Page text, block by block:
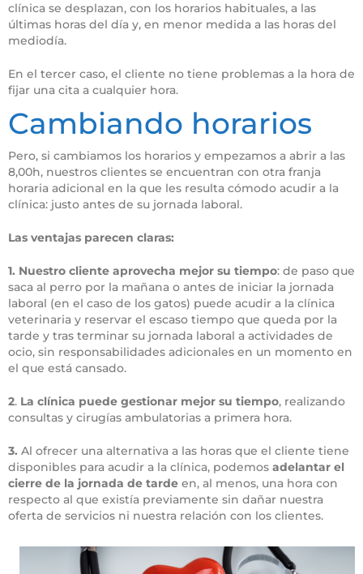
clínica se desplazan, con los horarios habituales, a las
últimas horas del día y, en menor medida a las horas del
mediodía.
En el tercer caso, el cliente no tiene problemas a la hora de
fijar una cita a cualquier hora.
Cambiando horarios
Pero, si cambiamos los horarios y empezamos a abrir a las
8,00h, nuestros clientes se encuentran con otra franja
horaria adicional en la que les resulta cómodo acudir a la
clínica: justo antes de su jornada laboral.
Las ventajas parecen claras:
1. Nuestro cliente aprovecha mejor su tiempo: de paso que
saca al perro por la mañana o antes de iniciar la jornada
laboral (en el caso de los gatos) puede acudir a la clínica
veterinaria y reservar el escaso tiempo que queda por la
tarde y tras terminar su jornada laboral a actividades de
ocio, sin responsabilidades adicionales en un momento en
el que está cansado.
2. La clínica puede gestionar mejor su tiempo, realizando
consultas y cirugías ambulatorias a primera hora.
3. Al ofrecer una alternativa a las horas que el cliente tiene
disponibles para acudir a la clínica, podemos adelantar el
cierre de la jornada de tarde en, al menos, una hora con
respecto al que existía previamente sin dañar nuestra
oferta de servicios ni nuestra relación con los clientes.